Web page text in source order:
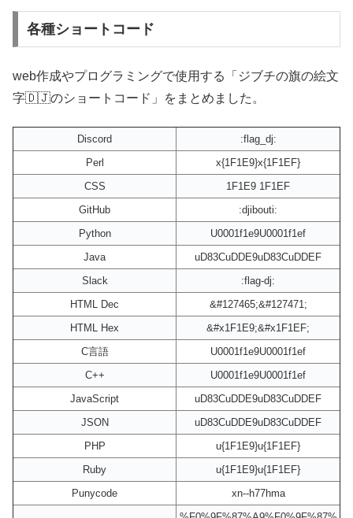
各種ショートコード
web作成やプログラミングで使用する「ジブチの旗の絵文
字🇩🇯のショートコード」をまとめました。
Discord
:flag_dj:
Perl
x{1F1E9}x{1F1EF}
CSS
1F1E9 1F1EF
GitHub
:djibouti:
Python
U0001f1e9U0001f1ef
Java
uD83CuDDE9uD83CuDDEF
Slack
:flag-dj:
HTML Dec
&#127465;&#127471;
HTML Hex
&#x1F1E9;&#x1F1EF;
C言語
U0001f1e9U0001f1ef
C++
U0001f1e9U0001f1ef
JavaScript
uD83CuDDE9uD83CuDDEF
JSON
uD83CuDDE9uD83CuDDEF
PHP
u{1F1E9}u{1F1EF}
Ruby
u{1F1E9}u{1F1EF}
Punycode
xn--h77hma